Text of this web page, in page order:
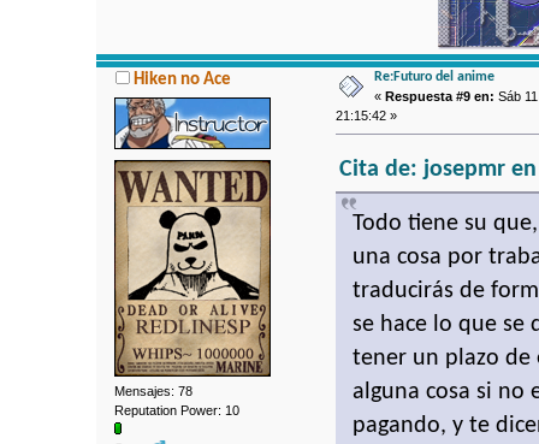
Hiken no Ace
Mensajes: 78
Reputation Power: 10
Re:Futuro del anime
«Respuesta #9 en: Sáb
21:15:42 »
Cita de: josepmr
Todo tiene su
una cosa por
traducirás de
se hace lo que
tener un plazo de
alguna cosa si no
pagando, y te